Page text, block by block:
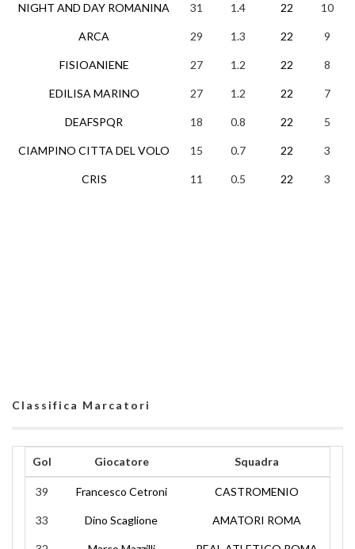
NIGHT AND DAY ROMANINA
ARCA
FISIOANIENE
EDILISA MARINO
DEAFSPQR
CIAMPINO CITTA DEL VOLO
CRIS
31 1.4 22 10
29 1.3 22 9
27 1.2 22 8
27 1.2 22 7
18 0.8 22 5
15 0.7 22 3
11 0.5 22 3
Classifica Marcatori
Gol Giocatore Squadra
39 Francesco Cetroni CASTROMENIO
33 Dino Scaglione AMATORI ROMA